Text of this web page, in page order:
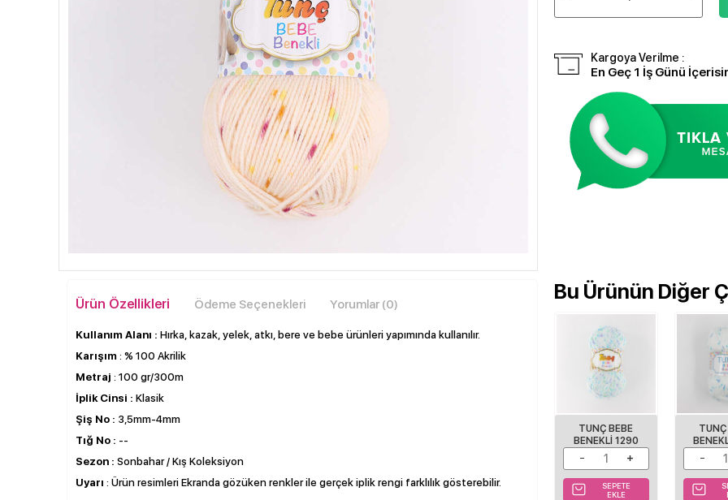
Kargoya Verilme :
En Geç 1 İş Günü
Ürün Özellikleri Ödeme Seçenekleri Yorumlar (0)
Kullanım Alanı : Hırka, kazak, yelek, atkı, bere ve bebe ürünleri yapımında kullanılır.
Karışım : % 100 Akrilik
Metraj : 100 gr/300m
İplik Cinsi : Klasik
Şiş No : 3,5mm-4mm
Tığ No : --
Sezon : Sonbahar / Kış Koleksiyon
Uyarı : Ürün resimleri Ekranda gözüken renkler ile gerçek iplik rengi farklılık gösterebilir.
Bu Ürünün Diğer
TUNÇ BEBE
BENEKLI 1290
SEPETE
EKLE
TUNÇ